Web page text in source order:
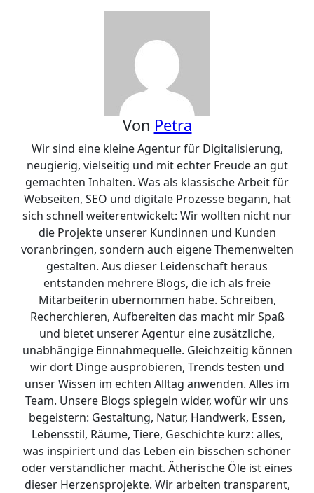
Von Petra
Wir sind eine kleine Agentur für Digitalisierung,
neugierig, vielseitig und mit echter Freude an gut
gemachten Inhalten. Was als klassische Arbeit für
Webseiten, SEO und digitale Prozesse begann, hat
sich schnell weiterentwickelt: Wir wollten nicht nur
die Projekte unserer Kundinnen und Kunden
voranbringen, sondern auch eigene Themenwelten
gestalten. Aus dieser Leidenschaft heraus
entstanden mehrere Blogs, die ich als freie
Mitarbeiterin übernommen habe. Schreiben,
Recherchieren, Aufbereiten das macht mir Spaß
und bietet unserer Agentur eine zusätzliche,
unabhängige Einnahmequelle. Gleichzeitig können
wir dort Dinge ausprobieren, Trends testen und
unser Wissen im echten Alltag anwenden. Alles im
Team. Unsere Blogs spiegeln wider, wofür wir uns
begeistern: Gestaltung, Natur, Handwerk, Essen,
Lebensstil, Räume, Tiere, Geschichte kurz: alles,
was inspiriert und das Leben ein bisschen schöner
oder verständlicher macht. Ätherische Öle ist eines
dieser Herzensprojekte. Wir arbeiten transparent,